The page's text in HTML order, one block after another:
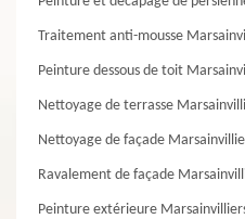
Traitement anti-mousse
Peinture dessous de toit
Nettoyage de terrasse
Nettoyage de façade
Ravalement de façade
Peinture extérieure